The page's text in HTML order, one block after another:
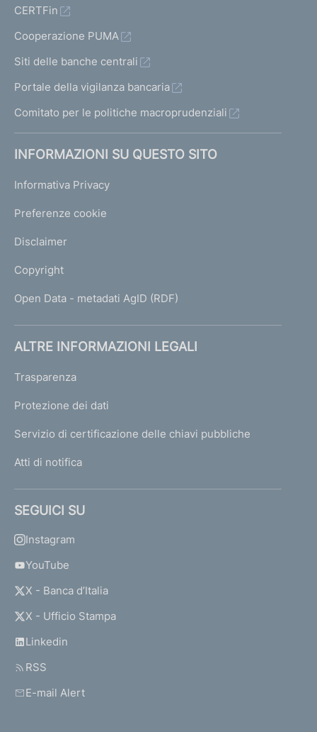
CERTFin
Cooperazione PUMA
Siti delle banche centrali
Portale della vigilanza bancaria
Comitato per le politiche macroprudenziali
INFORMAZIONI SU QUESTO SITO
Informativa Privacy
Preferenze cookie
Disclaimer
Copyright
Open Data - metadati AgID (RDF)
ALTRE INFORMAZIONI LEGALI
Trasparenza
Protezione dei dati
Servizio di certificazione delle chiavi pubbliche
Atti di notifica
SEGUICI SU
Instagram
YouTube
X - Banca d’Italia
X - Ufficio Stampa
Linkedin
RSS
E-mail Alert